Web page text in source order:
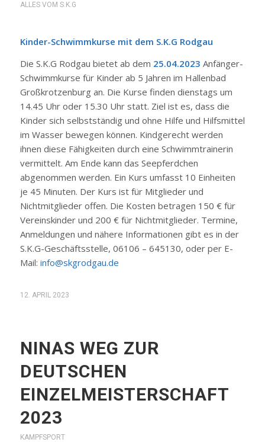
ALLES VOM S.K.G
Kinder-Schwimmkurse mit dem S.K.G Rodgau
Die S.K.G Rodgau bietet ab dem 25.04.2023 Anfänger-
Schwimmkurse für Kinder ab 5 Jahren im Hallenbad
Großkrotzenburg an. Die Kurse finden dienstags um
14.45 Uhr oder 15.30 Uhr statt. Ziel ist es, dass die
Kinder sich selbstständig und ohne Hilfe und Hilfsmittel
im Wasser bewegen können. Kindgerecht werden
ihnen diese Fähigkeiten durch eine Schwimmtrainerin
vermittelt. Am Ende kann das Seepferdchen
abgenommen werden. Ein Kurs umfasst 10 Einheiten
je 45 Minuten. Der Kurs ist für Mitglieder und
Nichtmitglieder offen. Die Kosten betragen 150 € für
Vereinskinder und 200 € für Nichtmitglieder. Termine,
Anmeldungen und nähere Informationen gibt es in der
S.K.G-Geschäftsstelle, 06106 – 645130, oder per E-
Mail: info@skgrodgau.de
12. APRIL 2023
NINAS WEG ZUR
DEUTSCHEN
EINZELMEISTERSCHAFT
2023
KAMPFSPORT